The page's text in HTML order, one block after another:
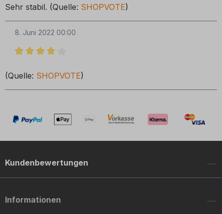
Sehr stabil. (Quelle: SHOPVOTE)
8. Juni 2022 00:00
(Quelle: SHOPVOTE)
Kundenbewertungen
Informationen